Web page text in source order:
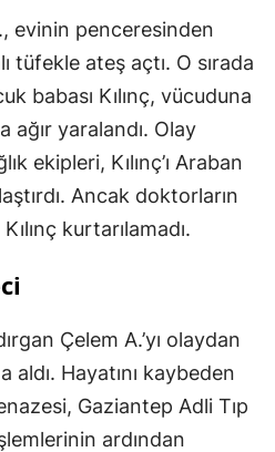
evinin penceresinden
tüfekle ateş açtı. O sırada
babası Kılınç, vücuduna
ağır yaralandı. Olay
ekipleri, Kılınç’ı Araban
Ancak doktorların
kurtarılamadı.
Çelem A.’yı olaydan
aldı. Hayatını kaybeden
Gaziantep Adli Tıp
ardından